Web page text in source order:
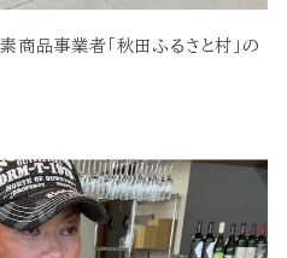
商品事業者「秋田ふるさと村」の